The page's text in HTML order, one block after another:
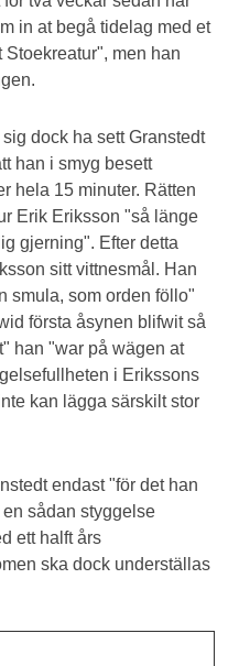
in at begå tidelag med et
Stoekreatur", men han
dock ha sett Granstedt
han i smyg besett
hela 15 minuter. Rätten
Erik Eriksson "så länge
gjerning". Efter detta
sitt vittnesmål. Han
smula, som orden föllo"
första åsynen blifwit så
han "war på wägen at
i Erikssons
kan lägga särskilt stor
endast "för det han
sådan styggelse
ett halft års
ska dock underställas